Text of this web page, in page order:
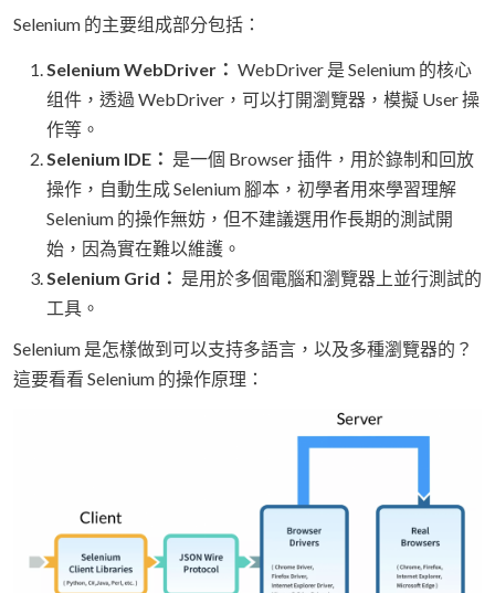
Selenium 的主要组成部分包括：
Selenium WebDriver： WebDriver 是 Selenium 的核心
组件，透過 WebDriver，可以打開瀏覽器，模擬 User 操
作等。
Selenium IDE： 是一個 Browser 插件，用於錄制和回放
操作，自動生成 Selenium 腳本，初學者用來學習理解
Selenium 的操作無妨，但不建議選用作長期的測試開
始，因為實在難以維護。
Selenium Grid： 是用於多個電腦和瀏覽器上並行測試的
工具。
Selenium 是怎樣做到可以支持多語言，以及多種瀏覽器的？
這要看看 Selenium 的操作原理：